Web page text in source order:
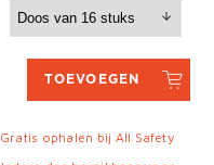
TOEVOEGEN
Gratis ophalen bij All Safety